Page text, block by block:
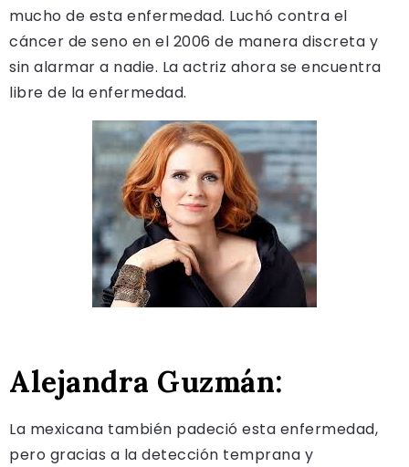
mucho de esta enfermedad. Luchó contra el
cáncer de seno en el 2006 de manera discreta y
sin alarmar a nadie. La actriz ahora se encuentra
libre de la enfermedad.
Alejandra Guzmán:
La mexicana también padeció esta enfermedad,
pero gracias a la detección temprana y